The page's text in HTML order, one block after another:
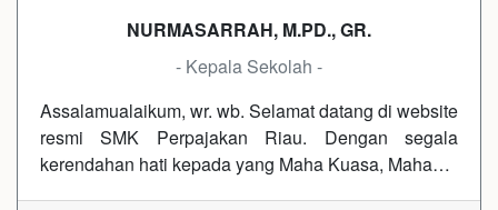
NURMASARRAH, M.PD., GR.
- Kepala Sekolah -
Assalamualaikum, wr. wb. Selamat datang di website
resmi SMK Perpajakan Riau. Dengan segala
kerendahan hati kepada yang Maha Kuasa, Maha…